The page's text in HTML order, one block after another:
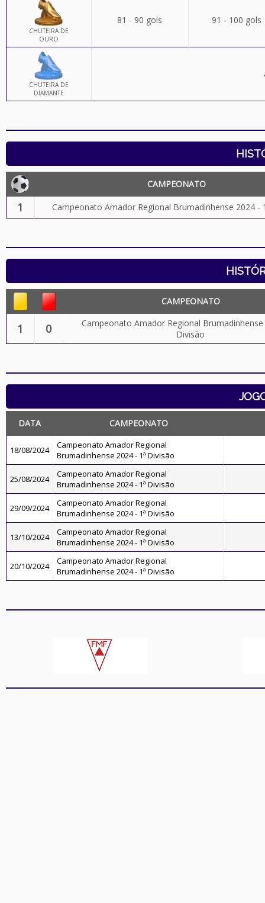
CHUTEIRA DE
OURO
81 - 90 gols 91 - 100 gols
CHUTEIRA DE
DIAMANTE
CAMPEONATO
1 Campeonato Amador Regional Brumadinhense 2024 -
CAMPEONATO
1 0
Campeonato Amador Regional Brumadinhense
Divisão
DATA CAMPEONATO
18/08/2024
Campeonato Amador Regional
Brumadinhense 2024 - 1ª Divisão
25/08/2024
Campeonato Amador Regional
Brumadinhense 2024 - 1ª Divisão
29/09/2024
Campeonato Amador Regional
Brumadinhense 2024 - 1ª Divisão
13/10/2024
Campeonato Amador Regional
Brumadinhense 2024 - 1ª Divisão
20/10/2024
Campeonato Amador Regional
Brumadinhense 2024 - 1ª Divisão